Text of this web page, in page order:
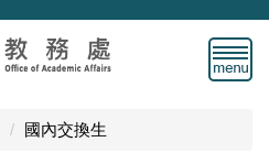
國內交換生